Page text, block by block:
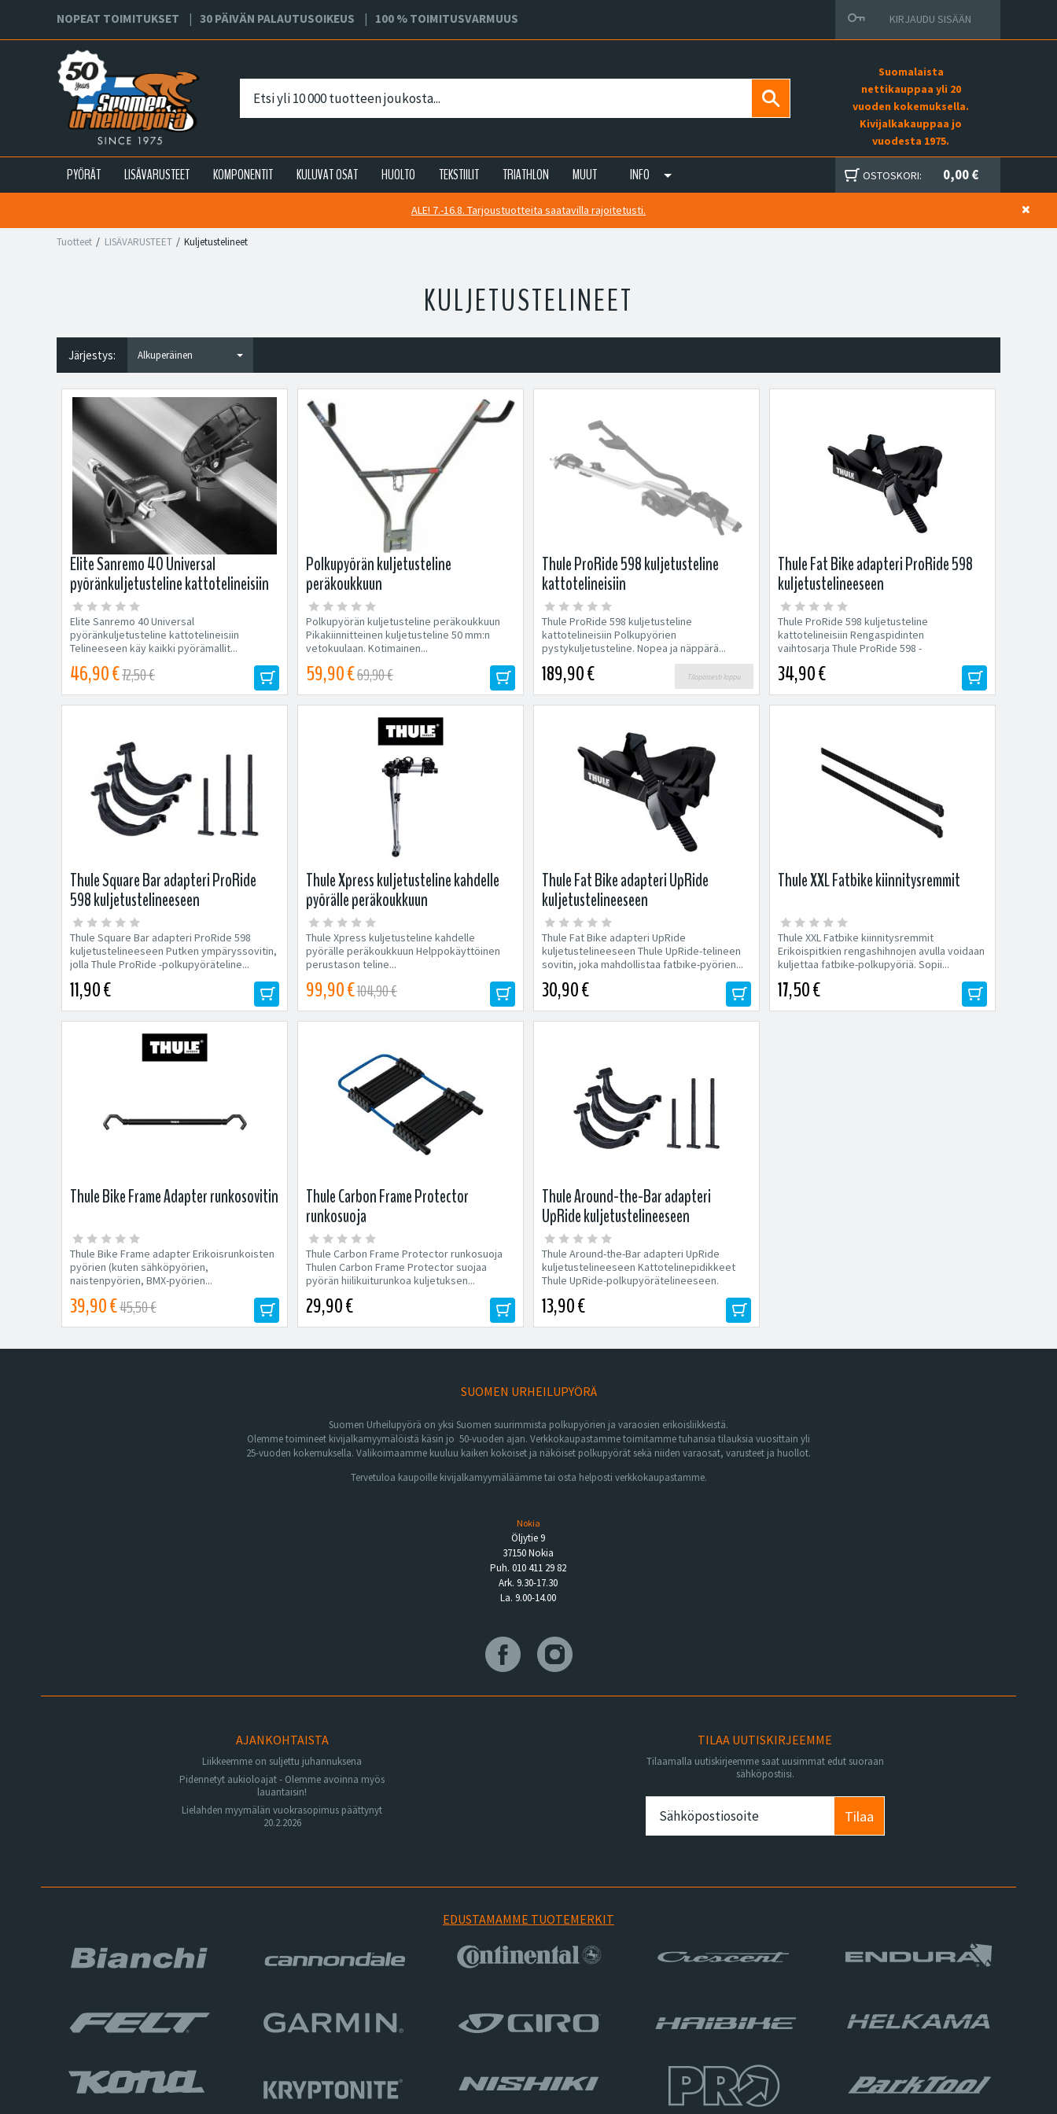
NOPEAT TOIMITUKSET 30 PÄIVÄN PALAUTUSOIKEUS 100 % TOIMITUSVARMUUS KIRJAUDU SISÄÄN
Suomalaista
nettikauppaa yli 20
vuoden kokemuksella.
Kivijalkakauppaa jo
vuodesta 1975.
PYÖRÄT LISÄVARUSTEET KOMPONENTIT KULUVAT OSAT HUOLTO TEKSTIILIT TRIATHLON MUUT INFO OSTOSKORI: 0,00 €
ALE! 7.-16.8. Tarjoustuotteita saatavilla rajoitetusti.
Tuotteet LISÄVARUSTEET Kuljetustelineet
KULJETUSTELINEET
Järjestys:
Elite Sanremo 40 Universal
pyöränkuljetusteline kattotelineisiin
Elite Sanremo 40 Universal
pyöränkuljetusteline kattotelineisiin
Telineeseen käy kaikki pyörämallit...
46,90 €72,50 €
Polkupyörän kuljetusteline
peräkoukkuun
Polkupyörän kuljetusteline peräkoukkuun
Pikakiinnitteinen kuljetusteline 50 mm:n
vetokuulaan. Kotimainen...
59,90 €69,90 €
Thule ProRide 598 kuljetusteline
kattotelineisiin
Thule ProRide 598 kuljetusteline
kattotelineisiin Polkupyörien
pystykuljetusteline. Nopea ja näppärä...
189,90 € Tilapäisesti loppu
Thule Fat Bike adapteri ProRide 598
kuljetustelineeseen
Thule ProRide 598 kuljetusteline
kattotelineisiin Rengaspidinten
vaihtosarja Thule ProRide 598 -
34,90 €
Thule Square Bar adapteri ProRide
598 kuljetustelineeseen
Thule Square Bar adapteri ProRide 598
kuljetustelineeseen Putken ympäryssovitin,
jolla Thule ProRide -polkupyöräteline...
11,90 €
Thule Xpress kuljetusteline kahdelle
pyörälle peräkoukkuun
Thule Xpress kuljetusteline kahdelle
pyörälle peräkoukkuun Helppokäyttöinen
perustason teline...
99,90 €104,90 €
Thule Fat Bike adapteri UpRide
kuljetustelineeseen
Thule Fat Bike adapteri UpRide
kuljetustelineeseen Thule UpRide-telineen
sovitin, joka mahdollistaa fatbike-pyörien...
30,90 €
Thule XXL Fatbike kiinnitysremmit
Thule XXL Fatbike kiinnitysremmit
Erikoispitkien rengashihnojen avulla voidaan
kuljettaa fatbike-polkupyöriä. Sopii...
17,50 €
Thule Bike Frame Adapter runkosovitin
Thule Bike Frame adapter Erikoisrunkoisten
pyörien (kuten sähköpyörien,
naistenpyörien, BMX-pyörien...
39,90 €45,50 €
Thule Carbon Frame Protector
runkosuoja
Thule Carbon Frame Protector runkosuoja
Thulen Carbon Frame Protector suojaa
pyörän hiilikuiturunkoa kuljetuksen...
29,90 €
Thule Around-the-Bar adapteri
UpRide kuljetustelineeseen
Thule Around-the-Bar adapteri UpRide
kuljetustelineeseen Kattotelinepidikkeet
Thule UpRide-polkupyörätelineeseen.
13,90 €
SUOMEN URHEILUPYÖRÄ
Suomen Urheilupyörä on yksi Suomen suurimmista polkupyörien ja varaosien erikoisliikkeistä.
Olemme toimineet kivijalkamyymälöistä käsin jo 50-vuoden ajan. Verkkokaupastamme toimitamme tuhansia tilauksia vuosittain yli
25-vuoden kokemuksella. Valikoimaamme kuuluu kaiken kokoiset ja näköiset polkupyörät sekä niiden varaosat, varusteet ja huollot.
Tervetuloa kaupoille kivijalkamyymäläämme tai osta helposti verkkokaupastamme.
Nokia
Öljytie 9
37150 Nokia
Puh. 010 411 29 82
Ark. 9.30-17.30
La. 9.00-14.00
AJANKOHTAISTA
Liikkeemme on suljettu juhannuksena
Pidennetyt aukioloajat - Olemme avoinna myös
lauantaisin!
Lielahden myymälän vuokrasopimus päättynyt
20.2.2026
TILAA UUTISKIRJEEMME
Tilaamalla uutiskirjeemme saat uusimmat edut suoraan
sähköpostiisi.
Tilaa
EDUSTAMAMME TUOTEMERKIT